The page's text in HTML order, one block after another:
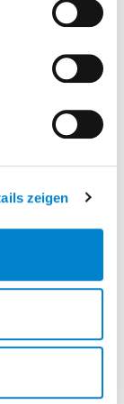
zeigen
PZ-
PZ-